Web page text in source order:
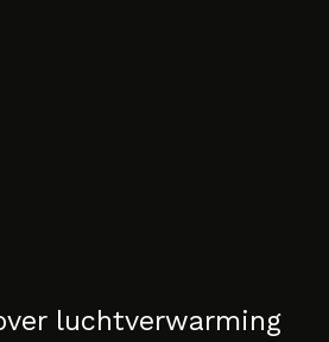
luchtverwarming